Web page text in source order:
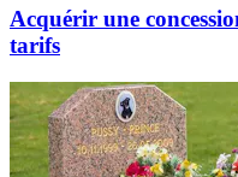
Acquérir une
tarifs